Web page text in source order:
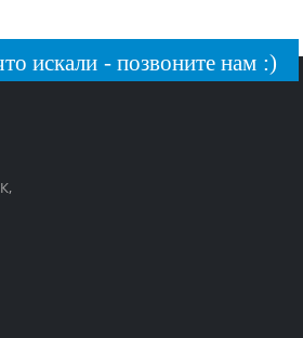
искали - позвоните нам :)